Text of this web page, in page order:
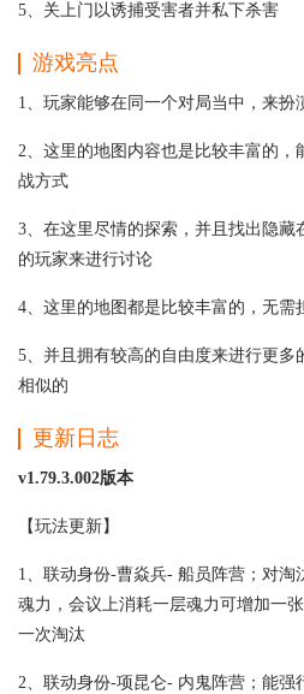
5、关上门以诱捕受害者并私下杀害
游戏亮点
1、玩家能够在同一个对局当中，来
2、这里的地图内容也是比较丰富的
战方式
3、在这里尽情的探索，并且找出隐藏
的玩家来进行讨论
4、这里的地图都是比较丰富的，无需
5、并且拥有较高的自由度来进行更多
相似的
更新日志
v1.79.3.002版本
【玩法更新】
1、联动身份-曹焱兵- 船员阵营；对淘
魂力，会议上消耗一层魂力可增加一
一次淘汰
2、联动身份-项昆仑- 内鬼阵营；能强